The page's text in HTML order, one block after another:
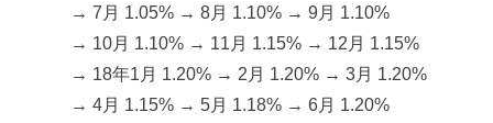
→ 7月 1.05% → 8月 1.10% → 9月 1.10%
→ 10月 1.10% → 11月 1.15% → 12月 1.15%
→ 18年1月 1.20% → 2月 1.20% → 3月 1.20%
→ 4月 1.15% → 5月 1.18% → 6月 1.20%